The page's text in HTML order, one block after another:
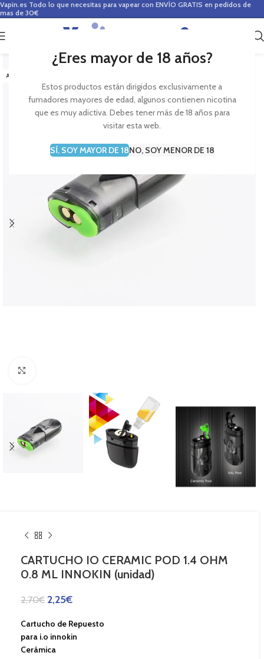
¿Eres mayor de 18 años?
Estos productos están dirigidos exclusivamente a
fumadores mayores de edad, algunos contienen nicotina
que es muy adictiva. Debes tener más de 18 años para
visitar esta web.
SÍ, SOY MAYOR DE 18NO, SOY MENOR DE 18
Vapin.es Todo lo que necesitas para vapear con ENVÍO GRATIS en pedidos de
mas de 30€
0
AGOTADO
CARTUCHO IO CERAMIC POD 1.4 OHM
0.8 ML INNOKIN (unidad)
2,70€ 2,25€
Cartucho de Repuesto
para i.o innokin
Cerámica